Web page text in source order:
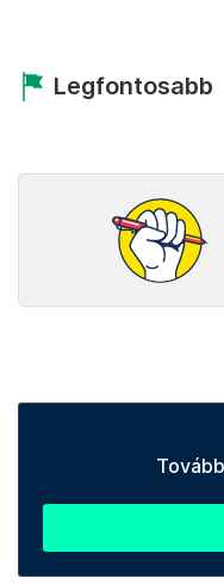
Legfontosabb